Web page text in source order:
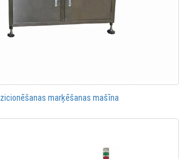
marķēšanas mašīna